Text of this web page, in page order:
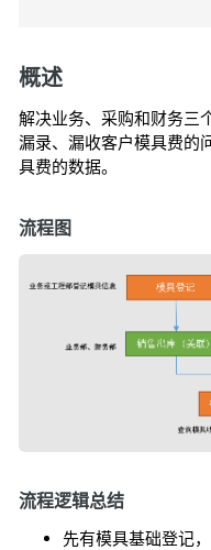
概述
解决业务、采购和财务三
漏录、漏收客户模具费的
具费的数据。
流程图
流程逻辑总结
先有模具基础登记